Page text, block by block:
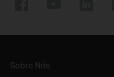
Sobre Nós